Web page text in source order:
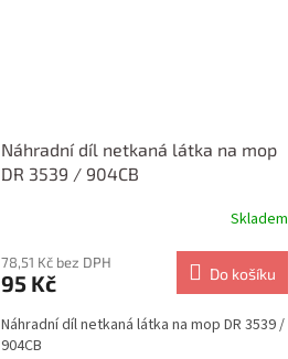
Náhradní díl netkaná látka na mop
DR 3539 / 904CB
Skladem
78,51 Kč bez DPH
95 Kč Do košíku
Náhradní díl netkaná látka na mop DR 3539 /
904CB